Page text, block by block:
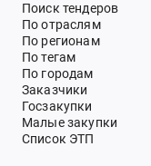
Поиск тендеров
По отраслям
По регионам
По тегам
По городам
Заказчики
Госзакупки
Малые закупки
Список ЭТП